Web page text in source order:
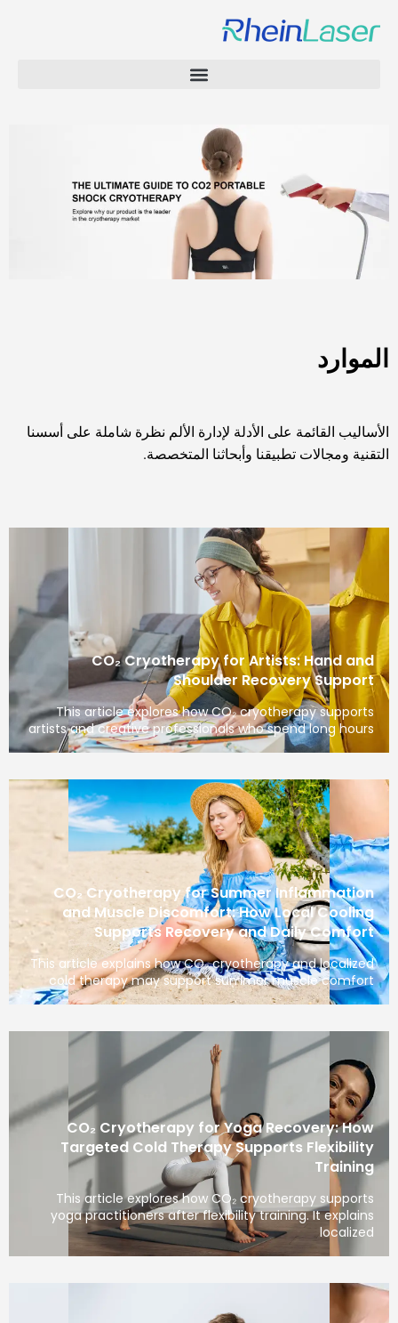
الموارد
الأساليب القائمة على الأدلة لإدارة الألم نظرة شاملة على أسسنا
التقنية ومجالات تطبيقنا وأبحاثنا المتخصصة.
CO₂ Cryotherapy for Artists: Hand and
Shoulder Recovery Support
This article explores how CO₂ cryotherapy supports
artists and creative professionals who spend long hours
CO₂ Cryotherapy for Summer Inflammation
and Muscle Discomfort: How Local Cooling
Supports Recovery and Daily Comfort
This article explains how CO₂ cryotherapy and localized
cold therapy may support summer muscle comfort
CO₂ Cryotherapy for Yoga Recovery: How
Targeted Cold Therapy Supports Flexibility
Training
This article explores how CO₂ cryotherapy supports
yoga practitioners after flexibility training. It explains
localized